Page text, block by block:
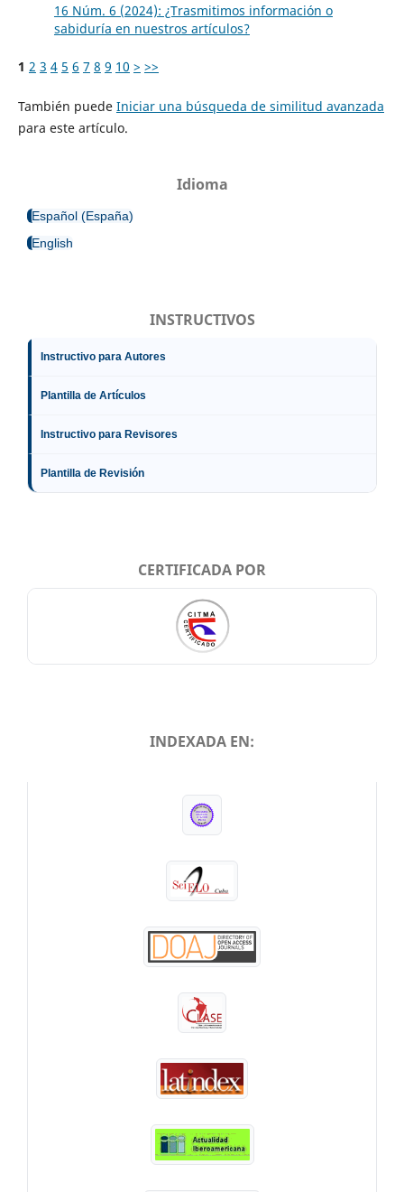
16 Núm. 6 (2024): ¿Trasmitimos información o
sabiduría en nuestros artículos?
1 2 3 4 5 6 7 8 9 10 > >>
También puede Iniciar una búsqueda de similitud avanzada
para este artículo.
Idioma
Español (España)
English
INSTRUCTIVOS
Instructivo para Autores
Plantilla de Artículos
Instructivo para Revisores
Plantilla de Revisión
CERTIFICADA POR
INDEXADA EN: